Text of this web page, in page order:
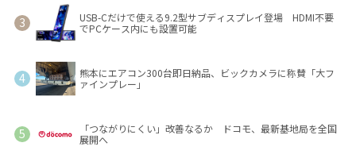
USB-Cだけで使える9.2型サブディスプレイ登場 HDMI不要
でPCケース内にも設置可能
熊本にエアコン300台即日納品、ビックカメラに称賛「大フ
ァインプレー」
「つながりにくい」改善なるか ドコモ、最新基地局を全国
展開へ